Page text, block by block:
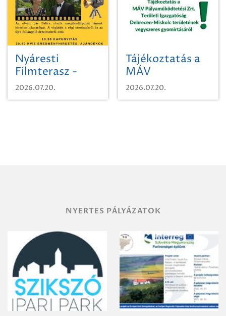
Nyáresti
Filmterasz -
Beugró a
Paradicsomba
2026.07.20.
Tájékoztatás a
MÁV
Pályaműködtetési
Zrt. Területi
2026.07.20.
NYERTES PÁLYÁZATOK